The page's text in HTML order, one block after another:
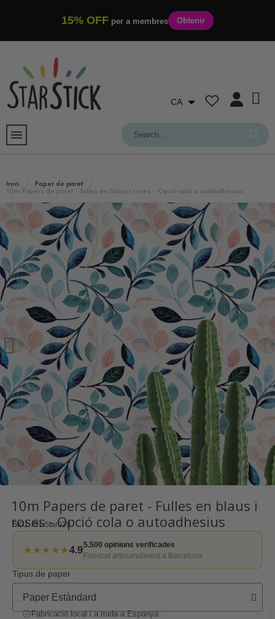
15% OFF per a membres Obtenir
CA
Inici
Paper de paret
10m Papers de paret - Fulles en blaus i roses - Opció cola o autoadhesius
10m Papers de paret - Fulles en blaus i
roses - Opció cola o autoadhesius
SKU PH-Star029
★★★★★4.9
5.500 opinions verificades
Fabricat artesanalment a Barcelona
Tipus de paper
Fabricació local i a mida a Espanya